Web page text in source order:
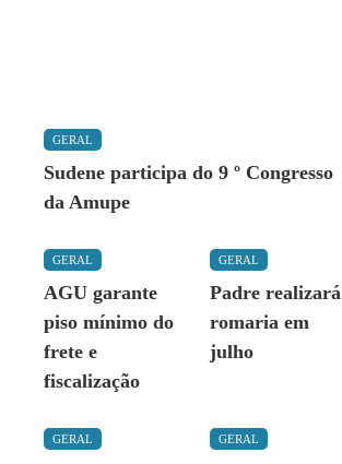
GERAL
Sudene participa do 9 º Congresso
da Amupe
GERAL
AGU garante
piso mínimo do
frete e
fiscalização
GERAL
Padre realizará
romaria em
julho
GERAL GERAL